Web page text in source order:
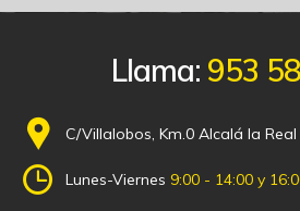
Llama: 953
C/Villalobos, Km.0 Alcalá la
Lunes-Viernes 9:00 - 14:00 y